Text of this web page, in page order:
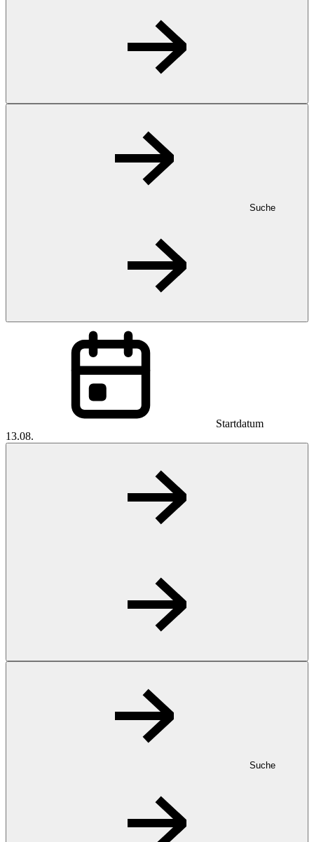
Suche
Startdatum
13.08.
Suche